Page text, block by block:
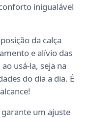
inigualável
da calça
e alívio das
usá-la, seja na
do dia a dia. É
garante um ajuste